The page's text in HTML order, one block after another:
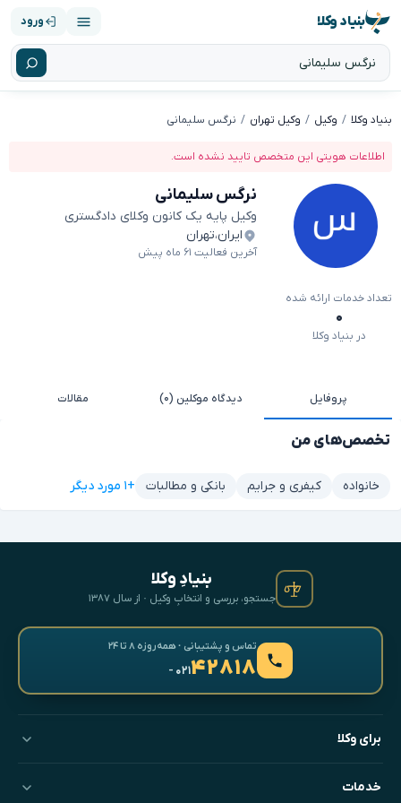
بنیاد وکلا ورود
بنیاد وکلا وکیل وکیل تهران نرگس سلیمانی
اطلاعات هویتی این متخصص تایید نشده است.
نرگس سلیمانی
وکیل پایه یک کانون وکلای دادگستری
ایران،تهران
آخرین فعالیت ۶۱ ماه پیش
تعداد خدمات ارائه شده
۰
در بنیاد وکلا
پروفایل دیدگاه موکلین (۰) مقالات
تخصص‌های من
خانواده کیفری و جرایم بانکی و مطالبات +۱ مورد دیگر
بنیادِ وکلا
جستجو، بررسی و انتخابِ وکیل · از سال ۱۳۸۷
تماس و پشتیبانی · همه‌روزه ۸ تا ۲۴
۴۲۸۱۸- ۰۲۱
برای وکلا
خدمات